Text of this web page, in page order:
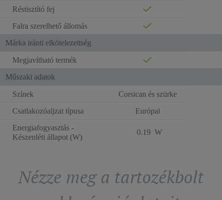
Réstisztító fej
Falra szerelhető állomás
Márka iránti elkötelezettség
Megjavítható termék
Műszaki adatok
Színek
Corsican és szürke
Csatlakozóaljzat típusa
Európai
Energiafogyasztás -
Készenléti állapot (W)
0.19 W
Nézze meg a tartozékbolt